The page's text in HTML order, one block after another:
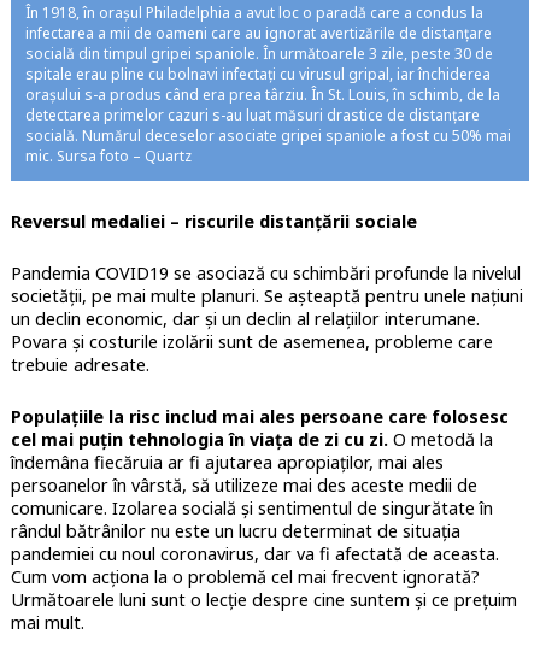
În 1918, în orașul Philadelphia a avut loc o paradă care a condus la
infectarea a mii de oameni care au ignorat avertizările de distanțare
socială din timpul gripei spaniole. În următoarele 3 zile, peste 30 de
spitale erau pline cu bolnavi infectați cu virusul gripal, iar închiderea
orașului s-a produs când era prea târziu. În St. Louis, în schimb, de la
detectarea primelor cazuri s-au luat măsuri drastice de distanțare
socială. Numărul deceselor asociate gripei spaniole a fost cu 50% mai
mic. Sursa foto – Quartz
Reversul medaliei – riscurile distanțării sociale
Pandemia COVID19 se asociază cu schimbări profunde la nivelul
societății, pe mai multe planuri. Se așteaptă pentru unele națiuni
un declin economic, dar și un declin al relațiilor interumane.
Povara și costurile izolării sunt de asemenea, probleme care
trebuie adresate.
Populațiile la risc includ mai ales persoane care folosesc
cel mai puțin tehnologia în viața de zi cu zi.O metodă la
îndemâna fiecăruia ar fi ajutarea apropiaților, mai ales
persoanelor în vârstă, să utilizeze mai des aceste medii de
comunicare. Izolarea socială și sentimentul de singurătate în
rândul bătrânilor nu este un lucru determinat de situația
pandemiei cu noul coronavirus, dar va fi afectată de aceasta.
Cum vom acționa la o problemă cel mai frecvent ignorată?
Următoarele luni sunt o lecție despre cine suntem și ce prețuim
mai mult.